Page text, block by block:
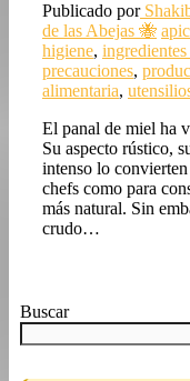
Publicado por
de las Abejas 🐝
higiene,
precauciones,
alimentaria,
El panal de miel ha
Su aspecto rústico,
intenso lo
chefs como para
más natural. Sin
crudo…
Buscar